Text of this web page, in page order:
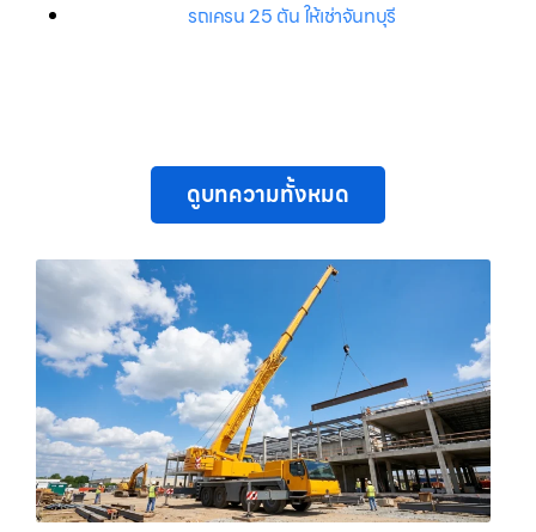
รถเครน 25 ตัน ให้เช่าจันทบุรี
ดูบทความทั้งหมด